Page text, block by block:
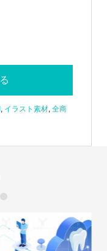
, イラスト素材, 全商
6